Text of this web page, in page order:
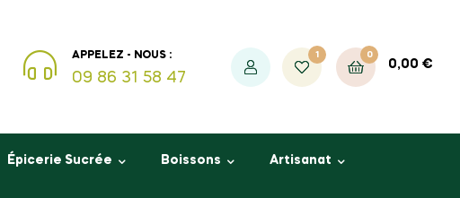
APPELEZ - NOUS :
09 86 31 58 47
1 0
0,00 €
Épicerie Sucrée Boissons Artisanat